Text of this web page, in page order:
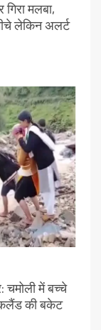
गिरा मलबा,
लेकिन अलर्ट
चमोली में बच्चे
की बकेट